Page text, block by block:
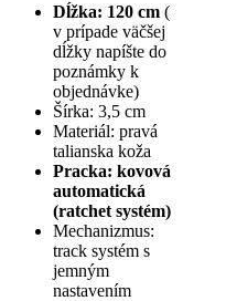
Dĺžka: 120 cm (
v prípade väčšej
dĺžky napíšte do
poznámky k
objednávke)
Šírka: 3,5 cm
Materiál: pravá
talianska koža
Pracka: kovová
automatická
(ratchet systém)
Mechanizmus:
track systém s
jemným
nastavením